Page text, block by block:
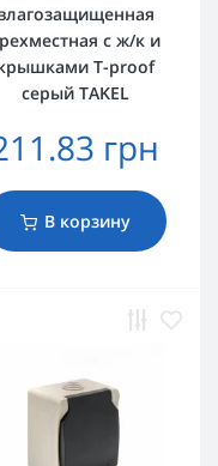
с ж/к и
T-proof
серый TAKEL
грн
В корзину